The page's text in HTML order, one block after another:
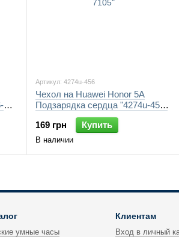
Артикул: 4274u-456
Чехол на Huawei Honor 5A
Подзарядка сердца "4274u-456-
169 грн
Купить
В наличии
умные часы
Клиентам
Вход в личный